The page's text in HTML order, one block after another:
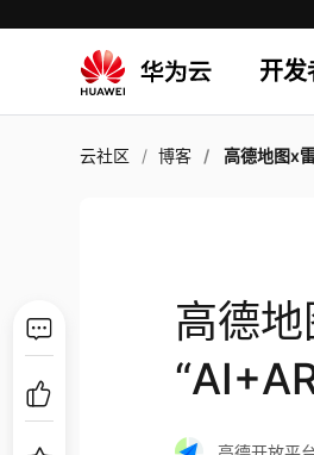
开发
云社区 博客 高德地图x雷
高德